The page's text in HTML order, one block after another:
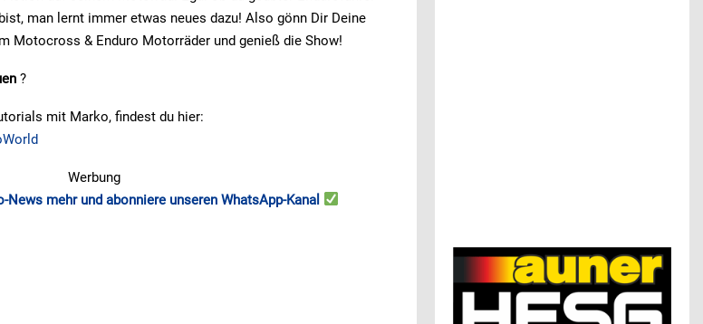
man lernt immer etwas neues dazu! Also gönn Dir Deine
Motocross & Enduro Motorräder und genieß die Show!
?
mit Marko, findest du hier:
Werbung
News mehr und abonniere unseren WhatsApp-Kanal